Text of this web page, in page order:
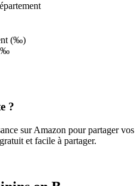
(‰)
‰
?
sur Amazon pour partager vos
et facile à partager.